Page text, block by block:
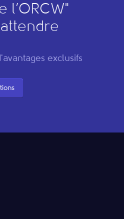
l’ORCW"
exclusifs